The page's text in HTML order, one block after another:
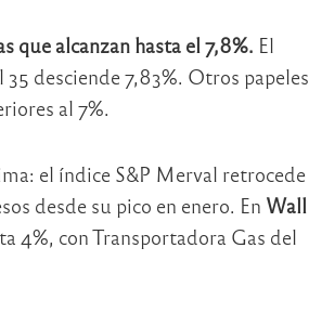
que alcanzan hasta el 7,8%. El
desciende 7,83%. Otros papeles
al 7%.
el índice S&P Merval retrocede
desde su pico en enero. En Wall
4%, con Transportadora Gas del